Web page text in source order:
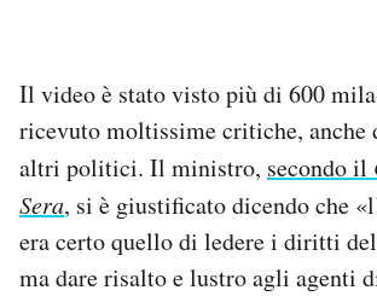
Il video è stato visto più di 600
ricevuto moltissime critiche, anche
altri politici. Il ministro, secondo il
Sera, si è giustificato dicendo che
era certo quello di ledere i diritti
ma dare risalto e lustro agli agenti